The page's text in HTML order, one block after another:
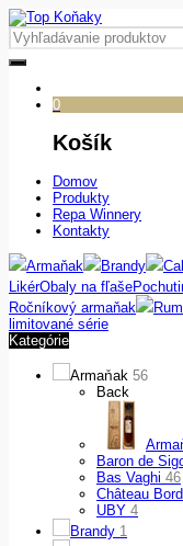
0
Košík
Domov
Produkty
Repa Winnery
Kontakty
Armaňak Brandy
LikérObaly na fľaše
Ročníkový armaňak
Rum
limitované série
Kategórie
Armaňak 56
Back
Baron de
Bas Vaghi 46
Château
UBY 4
Brandy 1